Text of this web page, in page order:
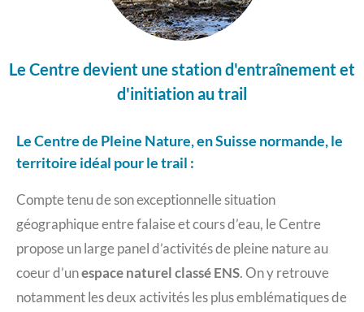
Le Centre devient une station d'entraînement et
d'initiation au trail
Le Centre de Pleine Nature, en Suisse normande, le
territoire idéal pour le trail :
Compte tenu de son exceptionnelle situation
géographique entre falaise et cours d’eau, le Centre
propose un large panel d’activités de pleine nature au
coeur d’unespace naturel classé ENS. On y retrouve
notamment les deux activités les plus emblématiques de